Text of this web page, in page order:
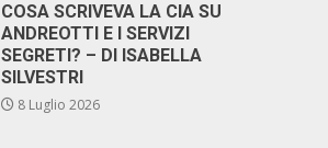
COSA SCRIVEVA LA CIA SU
ANDREOTTI E I SERVIZI
SEGRETI? – DI ISABELLA
SILVESTRI
8 Luglio 2026